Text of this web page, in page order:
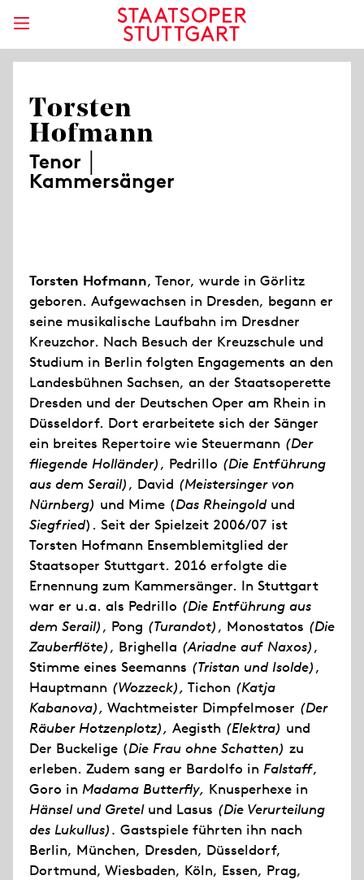
Torsten
Hofmann
Tenor │
Kammersänger
Torsten Hofmann, Tenor, wurde in Görlitz
geboren. Aufgewachsen in Dresden, begann er
seine musikalische Laufbahn im Dresdner
Kreuzchor. Nach Besuch der Kreuzschule und
Studium in Berlin folgten Engagements an den
Landesbühnen Sachsen, an der Staatsoperette
Dresden und der Deutschen Oper am Rhein in
Düsseldorf. Dort erarbeitete sich der Sänger
ein breites Repertoire wie Steuermann (Der
fliegende Holländer), Pedrillo (Die Entführung
aus dem Serail), David (Meistersinger von
Nürnberg) und Mime (Das Rheingoldund
Siegfried). Seit der Spielzeit 2006/07 ist
Torsten Hofmann Ensemblemitglied der
Staatsoper Stuttgart. 2016 erfolgte die
Ernennung zum Kammersänger. In Stuttgart
war er u.a. als Pedrillo (Die Entführung aus
dem Serail), Pong (Turandot), Monostatos (Die
Zauberflöte), Brighella (Ariadne auf Naxos),
Stimme eines Seemanns (Tristan und Isolde),
Hauptmann (Wozzeck), Tichon (Katja
Kabanova), Wachtmeister Dimpfelmoser (Der
Räuber Hotzenplotz), Aegisth (Elektra) und
Der Buckelige (Die Frau ohne Schatten) zu
erleben. Zudem sang er Bardolfo in Falstaff,
Goro in Madama Butterfly, Knusperhexe in
Hänsel und Gretel und Lasus (Die Verurteilung
des Lukullus). Gastspiele führten ihn nach
Berlin, München, Dresden, Düsseldorf,
Dortmund, Wiesbaden, Köln, Essen, Prag,